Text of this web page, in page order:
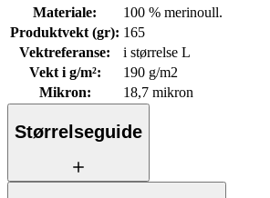
Materiale:
100 % merinoull.
Produktvekt (gr): 165
Vektreferanse:
i størrelse L
Vekt i g/m²:
190 g/m2
Mikron: 18,7 mikron
Størrelseguide